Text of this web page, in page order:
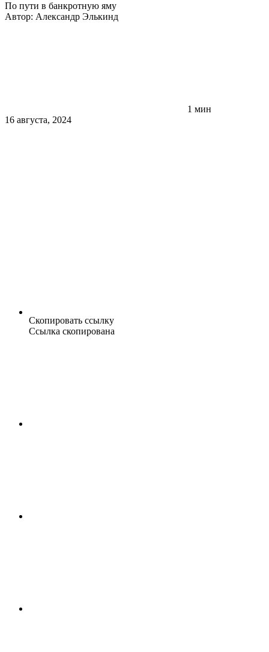
По пути в банкротную яму
Автор: Александр Элькинд
1 мин
16 августа, 2024
Скопировать ссылку
Ссылка скопирована